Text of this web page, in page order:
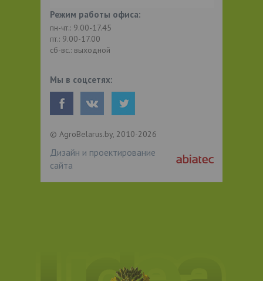
Режим работы офиса:
пн-чт.: 9.00-17.45
пт.: 9.00-17.00
сб-вс.: выходной
Мы в соцсетях:
© AgroBelarus.by, 2010-2026
Дизайн и проектирование
сайта